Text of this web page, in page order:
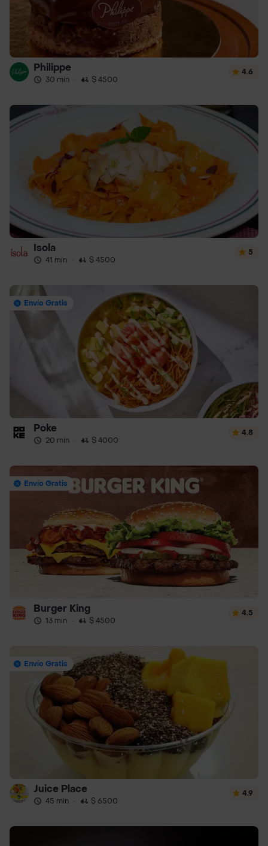
Philippe
30 min · $ 4500
4.6
Isola
41 min · $ 4500
5
Envío Gratis
Poke
20 min · $ 4000
4.8
Envío Gratis
Burger King
13 min · $ 4500
4.5
Envío Gratis
Juice Place
45 min · $ 6500
4.9